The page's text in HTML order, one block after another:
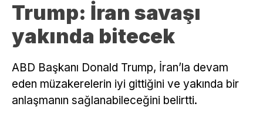
Trump: İran savaşı
yakında bitecek
ABD Başkanı Donald Trump, İran’la devam
eden müzakerelerin iyi gittiğini ve yakında bir
anlaşmanın sağlanabileceğini belirtti.